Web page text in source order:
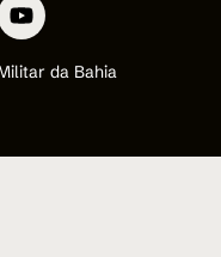
da Bahia